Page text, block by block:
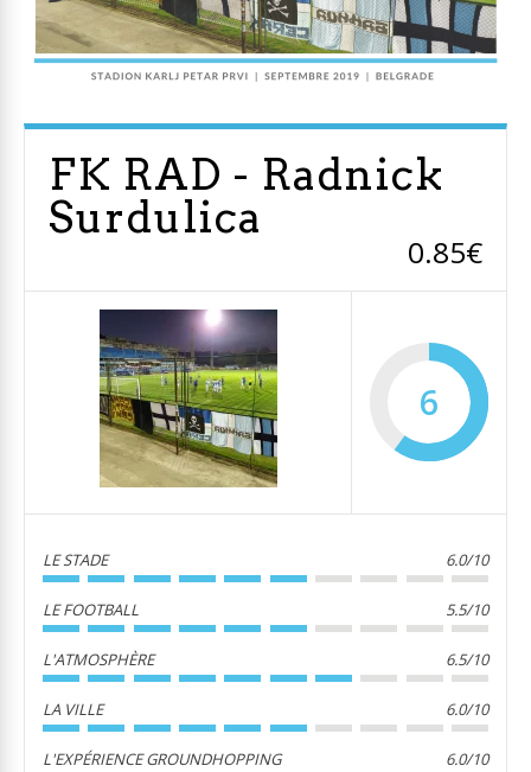
FK RAD - Radnick
Surdulica
0.85€
6
LE STADE 6.0/10
LE FOOTBALL 5.5/10
L'ATMOSPHÈRE 6.5/10
LA VILLE 6.0/10
L'EXPÉRIENCE GROUNDHOPPING 6.0/10